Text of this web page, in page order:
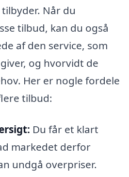
Når du
tilbud, kan du også
af den service, som
og hvorvidt de
Her er nogle fordele
tilbud:
Du får et klart
markedet derfor
undgå overpriser.